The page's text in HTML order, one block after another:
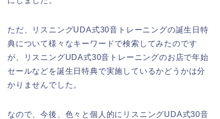
ただ、リスニングUDA式30音トレーニングの誕生日特
典について様々なキーワードで検索してみたのです
が、リスニングUDA式30音トレーニングのお店で年始
セールなどを誕生日特典で実施しているかどうかは分
かりませんでした。
なので、今後、色々と個人的にリスニングUDA式30音